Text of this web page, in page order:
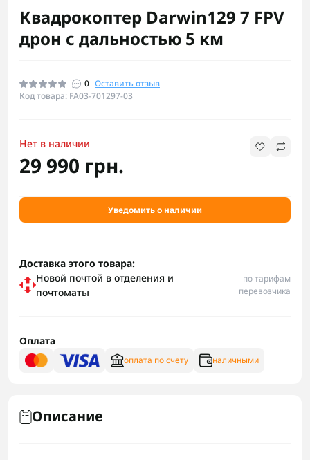
Квадрокоптер Darwin129 7 FPV
дрон с дальностью 5 км
0 Оставить отзыв
Код товара: FA03-701297-03
Нет в наличии
29 990 грн.
Уведомить о наличии
Доставка этого товара:
Новой почтой в отделения и
почтоматы
по тарифам
перевозчика
Оплата
оплата по счету наличными
Описание